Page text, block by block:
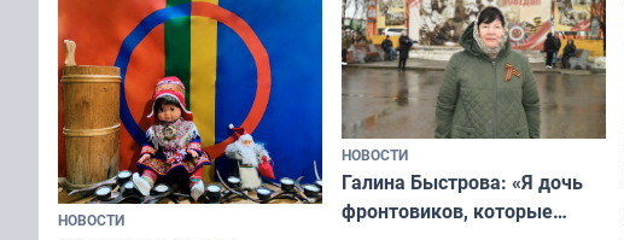
НОВОСТИ
НОВОСТИ
Галина Быстрова: «Я дочь
фронтовиков, которые